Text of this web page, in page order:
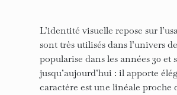
L’identité visuelle repose sur
sont très utilisés dans l’univers
popularise dans les années 30
jusqu’aujourd’hui : il apporte
caractère est une linéale